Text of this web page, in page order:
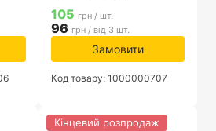
105 грн / шт.
96 грн / від 3 шт.
Замовити
Код товару: 1000000707
Кінцевий розпродаж